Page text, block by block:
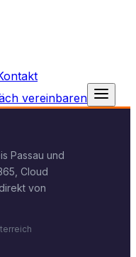
vereinbaren
Passau und
Cloud
von